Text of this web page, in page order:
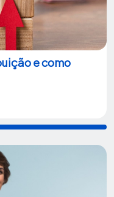
e como